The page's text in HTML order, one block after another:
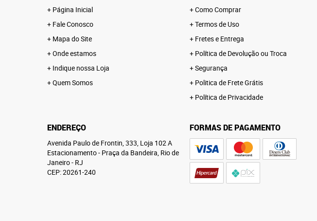
Página Inicial
Fale Conosco
Mapa do Site
Onde estamos
Indique nossa Loja
Quem Somos
Como Comprar
Termos de Uso
Fretes e Entrega
Política de Devolução ou Troca
Segurança
Politica de Frete Grátis
Política de Privacidade
ENDEREÇO
Avenida Paulo de Frontin, 333, Loja 102 A
Estacionamento- Praça da Bandeira, Rio de
Janeiro- RJ
CEP: 20261-240
FORMAS DE PAGAMENTO